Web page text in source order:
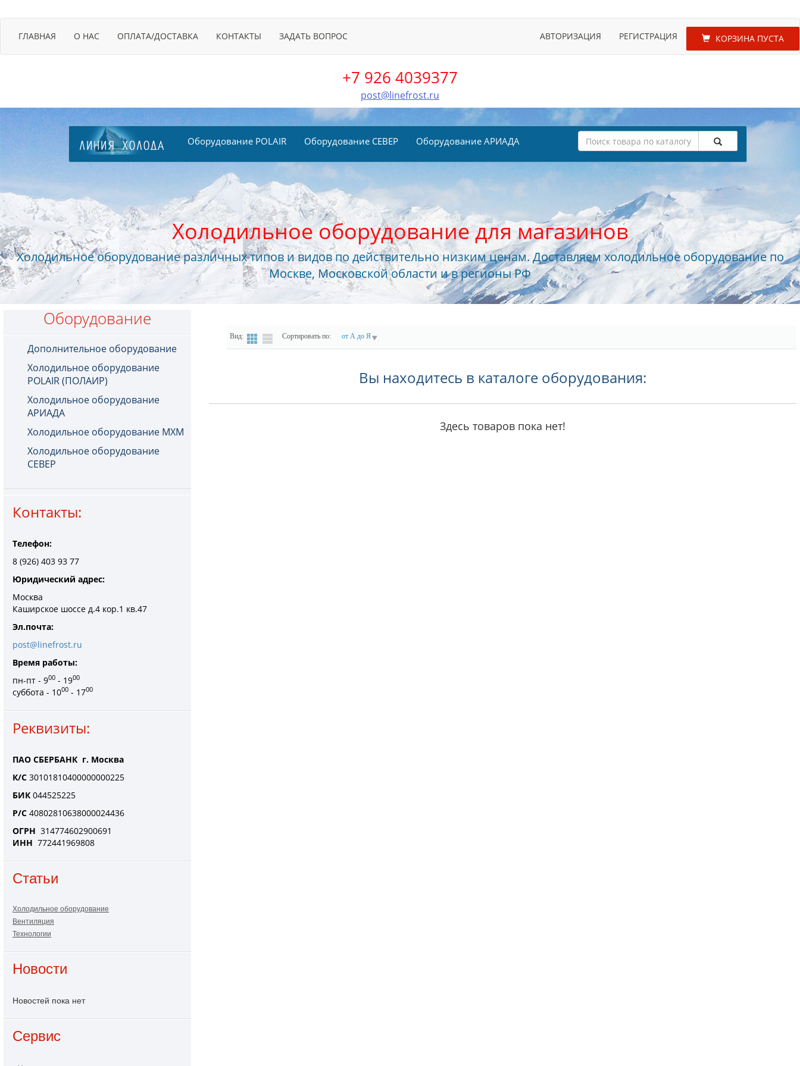
ГЛАВНАЯ О НАС ОПЛАТА/ДОСТАВКА КОНТАКТЫ ЗАДАТЬ ВОПРОС АВТОРИЗАЦИЯ РЕГИСТРАЦИЯ КОРЗИНА ПУСТА
+7 926 4039377
post@linefrost.ru
Оборудование POLAIR Оборудование СЕВЕР Оборудование АРИАДА
Холодильное оборудование для магазинов
Холодильное оборудование различных типов и видов по действительно низким ценам. Доставляем холодильное оборудование по
Москве, Московской области и в регионы РФ
Оборудование
Дополнительное оборудование
Холодильное оборудование
POLAIR (ПОЛАИР)
Холодильное оборудование
АРИАДА
Холодильное оборудование МХМ
Холодильное оборудование
СЕВЕР
Контакты:
Телефон:
8 (926) 403 93 77
Юридический адрес:
Москва
Каширское шоссе д.4 кор.1 кв.47
Эл.почта:
post@linefrost.ru
Время работы:
пн-пт - 900 - 1900
суббота - 1000 - 1700
Реквизиты:
ПАО СБЕРБАНК г. Москва
К/С 30101810400000000225
БИК 044525225
Р/С 40802810638000024436
ОГРН 314774602900691
ИНН 772441969808
Статьи
Холодильное оборудование
Вентиляция
Технологии
Новости
Новостей пока нет
Сервис
Вид: Сортировать по: от А до Я
Вы находитесь в каталоге оборудования:
Здесь товаров пока нет!